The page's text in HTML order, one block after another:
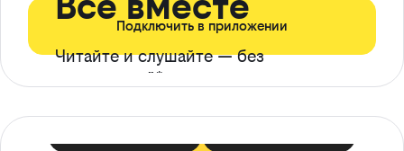
Читайте и слушайте — без
ограничений*
Подключить в приложении